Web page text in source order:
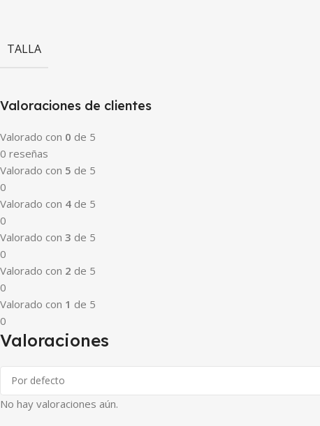
TALLA
Valoraciones de clientes
Valorado con 0 de 5
0 reseñas
Valorado con 5 de 5
0
Valorado con 4 de 5
0
Valorado con 3 de 5
0
Valorado con 2 de 5
0
Valorado con 1 de 5
0
Valoraciones
No hay valoraciones aún.